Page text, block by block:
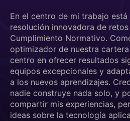
En el centro de mi trabajo
resolución innovadora de
Cumplimiento Normativo.
optimizador de nuestra
centro en ofrecer resultados
equipos excepcionales y
a los nuevos aprendizajes.
nadie construye nada solo, y
compartir mis experiencias,
ideas sobre la tecnología